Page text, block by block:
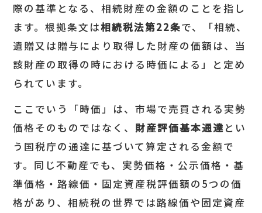
際の基準となる、相続財産の金額のことを指し
ます。根拠条文は相続税法第22条で、「相続、
遺贈又は贈与により取得した財産の価額は、当
該財産の取得の時における時価による」と定め
られています。
ここでいう「時価」は、市場で売買される実勢
価格そのものではなく、 財産評価基本通達とい
う国税庁の通達に基づいて算定される金額で
す。同じ不動産でも、実勢価格・公示価格・基
準価格・路線価・固定資産税評価額の5つの価
格があり、相続税の世界では路線価や固定資産